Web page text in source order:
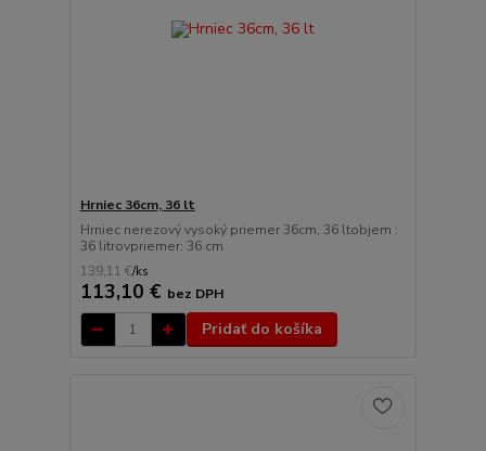
Hrniec 36cm, 36 lt
Hrniec nerezový vysoký priemer 36cm, 36 ltobjem :
36 litrovpriemer: 36 cm
139,11 €/ks
113,10 € bez DPH
Pridať do košíka